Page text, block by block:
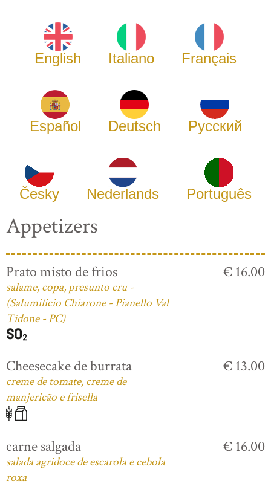
English Italiano Français
Español Deutsch Русский
Česky Nederlands Português
Appetizers
Prato misto de frios
salame, copa, presunto cru -
(Salumificio Chiarone - Pianello Val
Tidone - PC)
€ 16.00
Cheesecake de burrata
creme de tomate, creme de
manjericão e frisella
€ 13.00
carne salgada
salada agridoce de escarola e cebola
roxa
€ 16.00